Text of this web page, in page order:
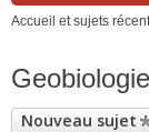
Accueil et sujets
Nouveau sujet